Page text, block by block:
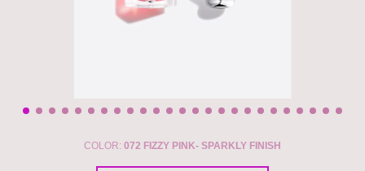
COLOR: 072 FIZZY PINK- SPARKLY FINISH